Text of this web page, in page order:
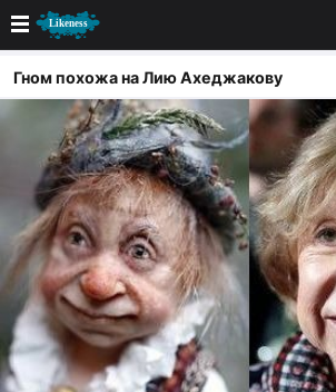
Новые
Лучшие
Голосование
Кандидаты
Случайное сходство 👍
Создать сходство
Гном похожа на Лию Ахеджакову